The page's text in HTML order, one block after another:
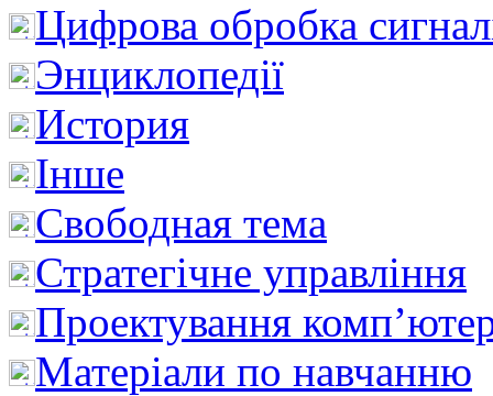
Цифрова обробка
Энциклопедії
История
Інше
Свободная тема
Стратегічне управління
Проектування
Матеріали по навчанню